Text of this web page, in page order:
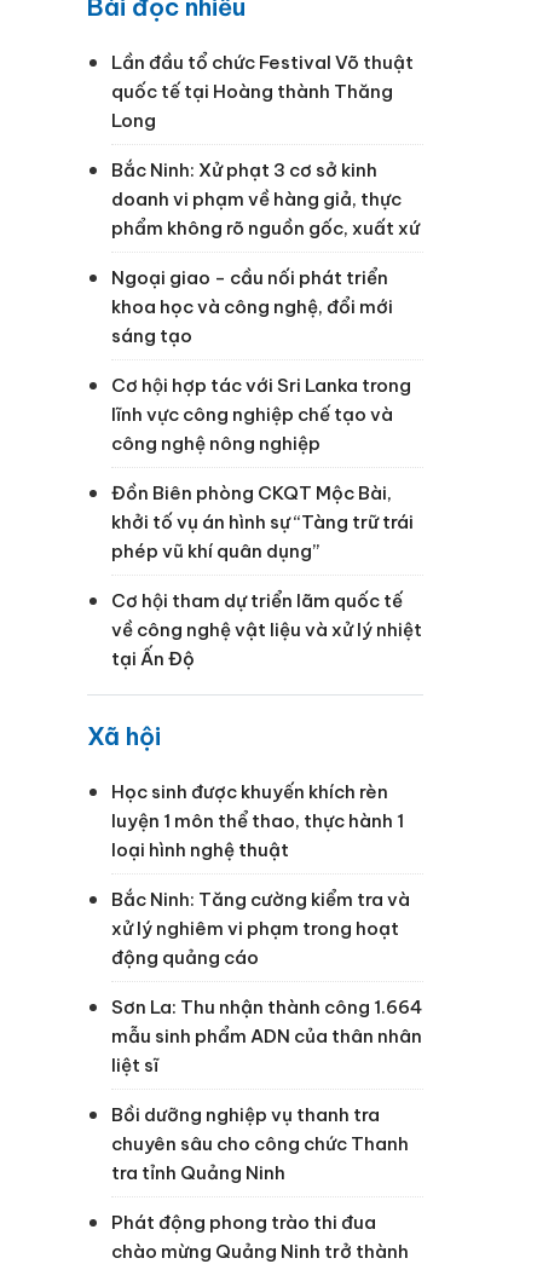
Bài đọc nhiều
Lần đầu tổ chức Festival Võ thuật
quốc tế tại Hoàng thành Thăng
Long
Bắc Ninh: Xử phạt 3 cơ sở kinh
doanh vi phạm về hàng giả, thực
phẩm không rõ nguồn gốc, xuất xứ
Ngoại giao - cầu nối phát triển
khoa học và công nghệ, đổi mới
sáng tạo
Cơ hội hợp tác với Sri Lanka trong
lĩnh vực công nghiệp chế tạo và
công nghệ nông nghiệp
Đồn Biên phòng CKQT Mộc Bài,
khởi tố vụ án hình sự “Tàng trữ trái
phép vũ khí quân dụng”
Cơ hội tham dự triển lãm quốc tế
về công nghệ vật liệu và xử lý nhiệt
tại Ấn Độ
Xã hội
Học sinh được khuyến khích rèn
luyện 1 môn thể thao, thực hành 1
loại hình nghệ thuật
Bắc Ninh: Tăng cường kiểm tra và
xử lý nghiêm vi phạm trong hoạt
động quảng cáo
Sơn La: Thu nhận thành công 1.664
mẫu sinh phẩm ADN của thân nhân
liệt sĩ
Bồi dưỡng nghiệp vụ thanh tra
chuyên sâu cho công chức Thanh
tra tỉnh Quảng Ninh
Phát động phong trào thi đua
chào mừng Quảng Ninh trở thành